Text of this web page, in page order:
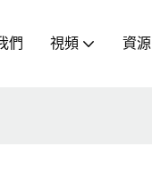
們 視頻 資源